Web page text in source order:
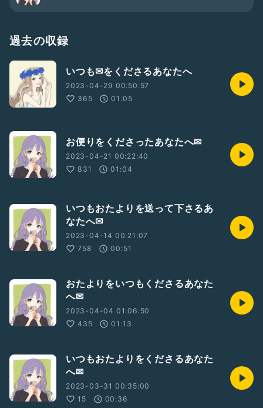
過去の収録
いつも✉をくださるあなたへ
2023-04-29 00:50:57
365
01:05
お便りをくださったあなたへ✉
2023-04-21 00:22:40
831
01:04
いつもおたよりを送って下さるあ
なたへ✉
2023-04-14 00:21:07
758
00:51
おたよりをいつもくださるあなた
へ✉
2023-04-04 01:06:50
435
01:13
いつもおたよりをくださるあなた
へ✉
2023-03-31 00:35:00
15
00:36